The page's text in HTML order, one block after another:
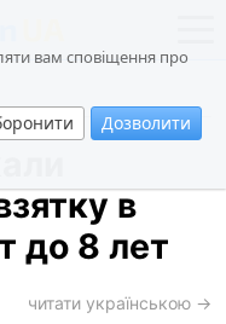
вам сповіщення про
Дозволити
в
до 8 лет
читати українською →